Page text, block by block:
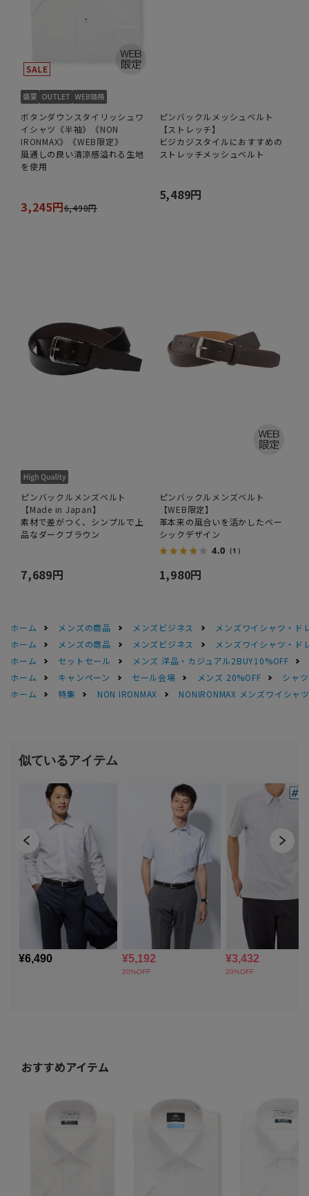
ボタンダウンスタイリッシュワ
イシャツ《半袖》《NON
IRONMAX》《WEB限定》
風通しの良い清涼感溢れる生地
を使用
3,245円6,490円
ピンバックルメッシュベルト
【ストレッチ】
ビジカジスタイルにおすすめの
ストレッチメッシュベルト
5,489円
ピンバックルメンズベルト
【Made in Japan】
素材で差がつく、シンプルで上
品なダークブラウン
7,689円
ピンバックルメンズベルト
【WEB限定】
革本来の風合いを活かしたベー
シックデザイン
4.0 （1）
1,980円
ホーム メンズの商品 メンズビジネス
メンズワイシャツ・ド
ホーム
メンズの商品 メンズビジネス
メンズワイシャツ・ド
ホーム
セットセール
メンズ 洋品・カジュアル2BUY10%OFF
ホーム
キャンペーン セール会場 メンズ 20%OFF
シャ
ホーム
特集 NON IRONMAX NONIRONMAX メンズワイシャ